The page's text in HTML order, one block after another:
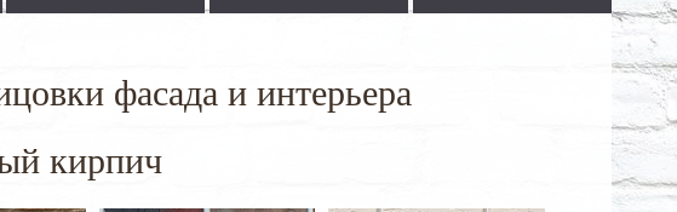
фасада и интерьера
кирпич